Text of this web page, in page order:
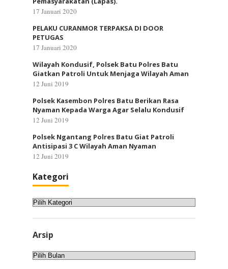
17 Januari 2020
PELAKU CURANMOR TERPAKSA DI DOOR
PETUGAS
17 Januari 2020
Wilayah Kondusif, Polsek Batu Polres Batu
Giatkan Patroli Untuk Menjaga Wilayah Aman
12 Juni 2019
Polsek Kasembon Polres Batu Berikan Rasa
Nyaman Kepada Warga Agar Selalu Kondusif
12 Juni 2019
Polsek Ngantang Polres Batu Giat Patroli
Antisipasi 3 C Wilayah Aman Nyaman
12 Juni 2019
Kategori
Kategori
Arsip
Arsip